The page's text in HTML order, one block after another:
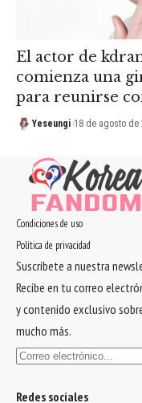
El actor de
comienza una
para reunirse
Yeseungi 18 de agosto de
Condiciones de uso
Política de privacidad
Suscríbete a nuestra
Recibe en tu correo
y contenido exclusivo
mucho más.
Redes sociales